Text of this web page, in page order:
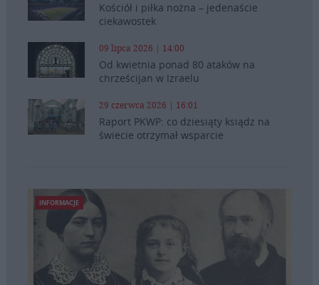
Kościół i piłka nożna – jedenaście
ciekawostek
09 lipca 2026 | 14:00
Od kwietnia ponad 80 ataków na
chrześcijan w Izraelu
29 czerwca 2026 | 16:01
Raport PKWP: co dziesiąty ksiądz na
świecie otrzymał wsparcie
INFORMACJE